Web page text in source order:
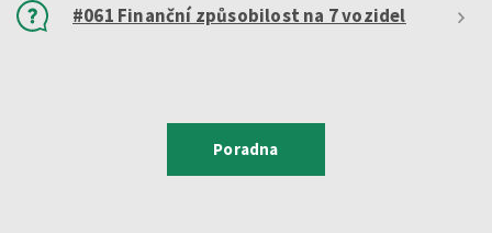
#061 Finanční způsobilost na 7 vozidel
Poradna